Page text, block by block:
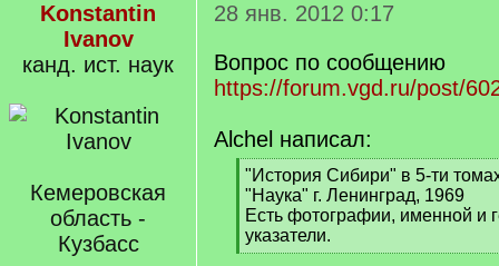
Konstantin
Ivanov
канд. ист. наук
Кемеровская
область -
Кузбасс
28 янв. 2012 0:17
Вопрос по сообщению
https://forum.vgd.ru/post/
Alchel написал:
[
q
]
"История Сибири" в 5-ти
"Наука" г. Ленинград, 1969
Есть фотографии, именной и
указатели.
[